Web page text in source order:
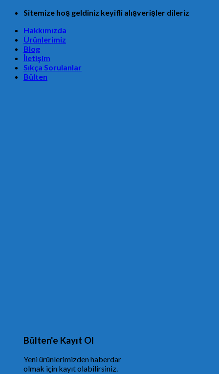
Skip
content
Sitemize hoş geldiniz keyifli alışverişler dileriz
Hakkımızda
Ürünlerimiz
Blog
İletişim
Sıkça Sorulanlar
Bülten
Bülten'e Kayıt Ol
Yeni ürünlerimizden haberdar
olmak için kayıt olabilirsiniz.